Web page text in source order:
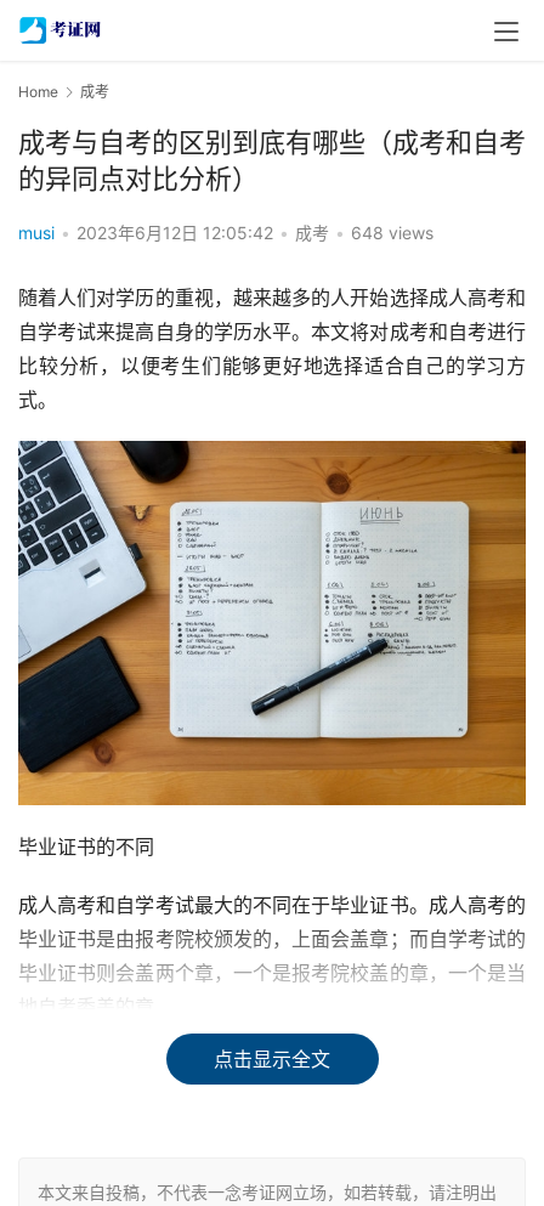
Home 成考
成考与自考的区别到底有哪些（成考和自考
的异同点对比分析）
musi • 2023年6月12日 12:05:42 • 成考 • 648 views
随着人们对学历的重视，越来越多的人开始选择成人高考和
自学考试来提高自身的学历水平。本文将对成考和自考进行
比较分析，以便考生们能够更好地选择适合自己的学习方
式。
毕业证书的不同
成人高考和自学考试最大的不同在于毕业证书。成人高考的
毕业证书是由报考院校颁发的，上面会盖章；而自学考试的
毕业证书则会盖两个章，一个是报考院校盖的章，一个是当
地自考委盖的章。
民教育的大专学历；而自学考试对学历、户籍、年龄和地区
点击显示全文
本文来自投稿，不代表一念考证网立场，如若转载，请注明出